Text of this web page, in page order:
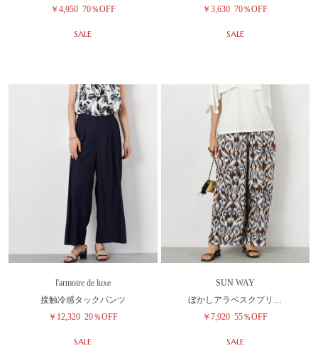
￥4,950 70％OFF
SALE
￥3,630 70％OFF
SALE
l'armoire de luxe
接触冷感タックパンツ
￥12,320 20％OFF
SALE
SUN WAY
ぼかしアラベスクプリ…
￥7,920 55％OFF
SALE